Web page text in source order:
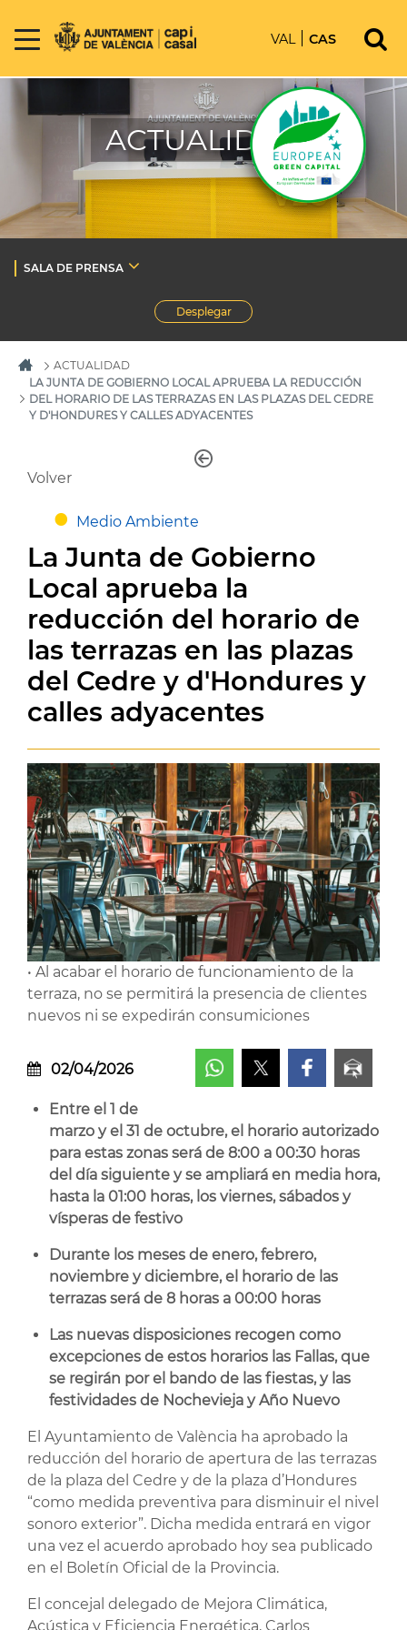
VAL CAS
ACTUALIDAD
SALA DE PRENSA
Desplegar
ACTUALIDAD
LA JUNTA DE GOBIERNO LOCAL APRUEBA LA REDUCCIÓN
DEL HORARIO DE LAS TERRAZAS EN LAS PLAZAS DEL CEDRE
Y D'HONDURES Y CALLES ADYACENTES
Volver
Medio Ambiente
La Junta de Gobierno
Local aprueba la
reducción del horario de
las terrazas en las plazas
del Cedre y d'Hondures y
calles adyacentes
• Al acabar el horario de funcionamiento de la
terraza, no se permitirá la presencia de clientes
nuevos ni se expedirán consumiciones
02/04/2026
Entre el 1 de
marzo y el 31 de octubre, el horario autorizado
para estas zonas será de 8:00 a 00:30 horas
del día siguiente y se ampliará en media hora,
hasta la 01:00 horas, los viernes, sábados y
vísperas de festivo
Durante los meses de enero, febrero,
noviembre y diciembre, el horario de las
terrazas será de 8 horas a 00:00 horas
Las nuevas disposiciones recogen como
excepciones de estos horarios las Fallas, que
se regirán por el bando de las fiestas, y las
festividades de Nochevieja y Año Nuevo
El Ayuntamiento de València ha aprobado la
reducción del horario de apertura de las terrazas
de la plaza del Cedre y de la plaza d’Hondures
“como medida preventiva para disminuir el nivel
sonoro exterior”. Dicha medida entrará en vigor
una vez el acuerdo aprobado hoy sea publicado
en el Boletín Oficial de la Provincia.
El concejal delegado de Mejora Climática,
Acústica y Eficiencia Energética, Carlos